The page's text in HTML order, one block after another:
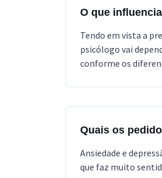
O que
Tendo em vista a
psicólogo vai
conforme os
Quais os
Ansiedade e
que faz muito